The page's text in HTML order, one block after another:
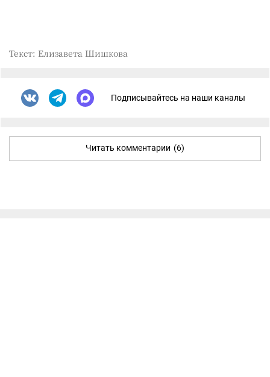
Текст: Елизавета Шишкова
Подписывайтесь на наши каналы
Читать комментарии (6)